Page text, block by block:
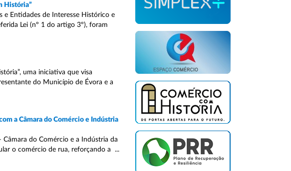
História”
e Entidades de Interesse Histórico e
Lei (nº 1 do artigo 3º), foram
uma iniciativa que visa
do Município de Évora e a
a Câmara do Comércio e Indústria
Câmara do Comércio e a Indústria da
o comércio de rua, reforçando a ...